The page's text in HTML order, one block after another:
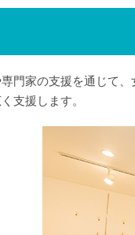
門家の支援を通じて
支援します。